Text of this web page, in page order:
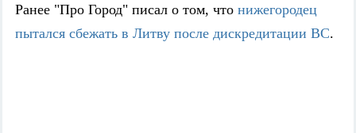
Ранее "Про Город" писал о том, что нижегородец
пытался сбежать в Литву после дискредитации ВС.